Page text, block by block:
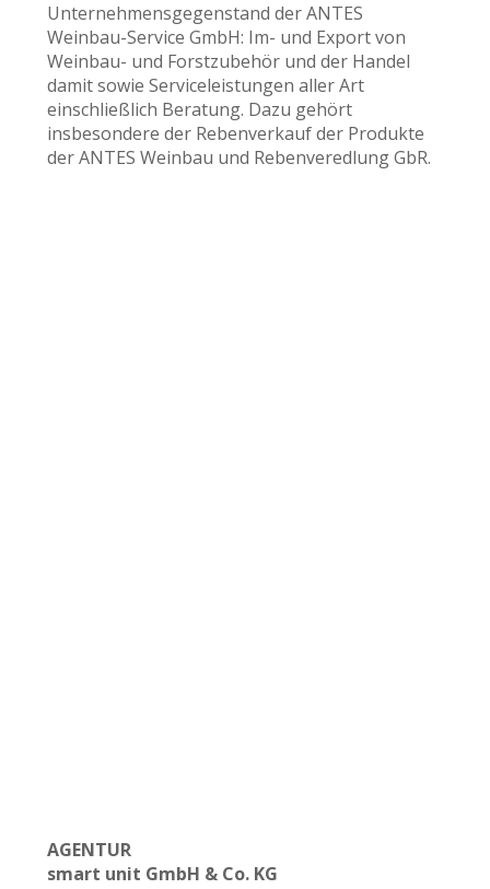
Unternehmensgegenstand der ANTES
Weinbau-Service GmbH: Im- und Export von
Weinbau- und Forstzubehör und der Handel
damit sowie Serviceleistungen aller Art
einschließlich Beratung. Dazu gehört
insbesondere der Rebenverkauf der Produkte
der ANTES Weinbau und Rebenveredlung GbR.
AGENTUR
smart unit GmbH & Co. KG